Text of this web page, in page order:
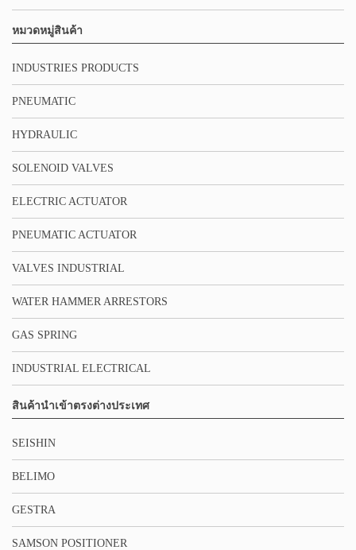
หมวดหมู่สินค้า
INDUSTRIES PRODUCTS
PNEUMATIC
HYDRAULIC
SOLENOID VALVES
ELECTRIC ACTUATOR
PNEUMATIC ACTUATOR
VALVES INDUSTRIAL
WATER HAMMER ARRESTORS
GAS SPRING
INDUSTRIAL ELECTRICAL
สินค้านำเข้าตรงต่างประเทศ
SEISHIN
BELIMO
GESTRA
SAMSON POSITIONER